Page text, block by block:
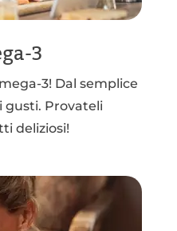
3
3! Dal semplice
gusti. Provateli
deliziosi!